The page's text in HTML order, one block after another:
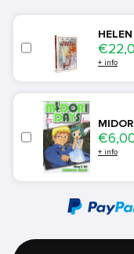
Price
+ info
Price
+ info